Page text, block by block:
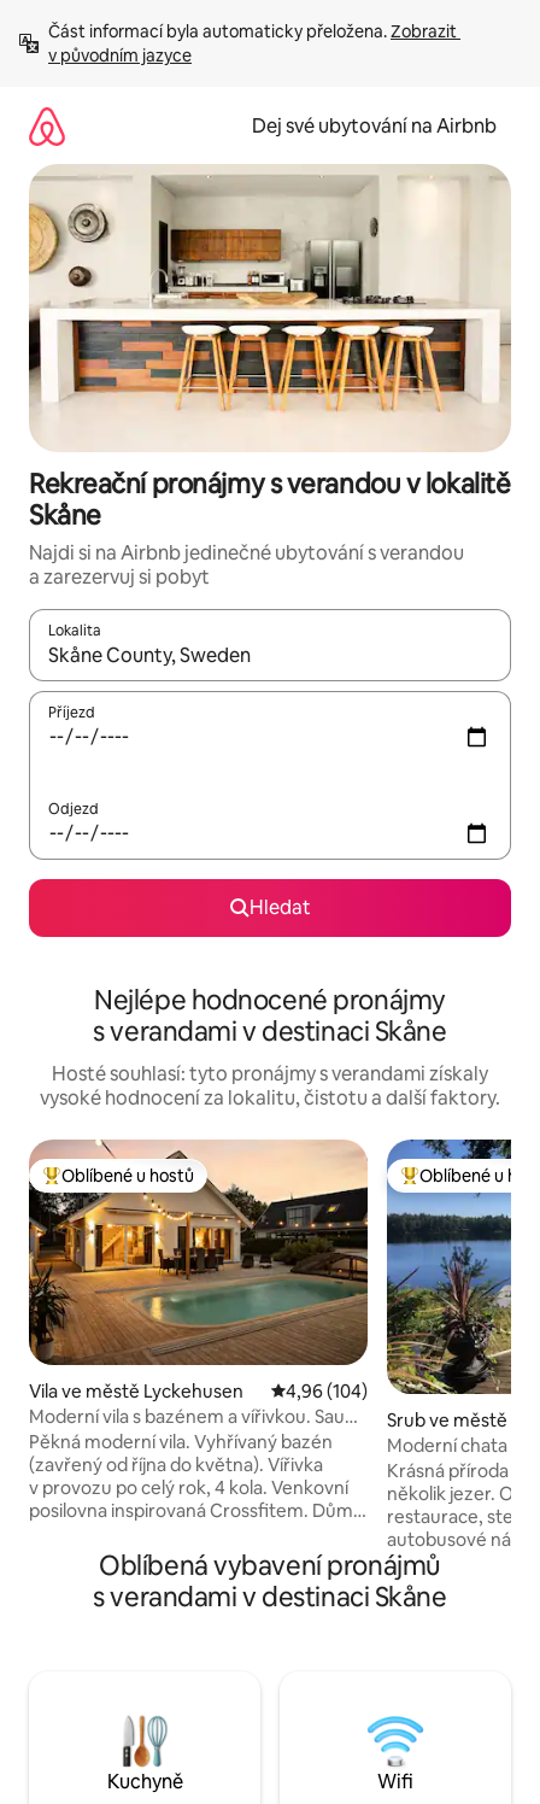
obsah
Část informací byla automaticky přeložena. Zobrazit
v původním jazyce
Dej své ubytování na Airbnb
Rekreační pronájmy s verandou v lokalitě
Skåne
Najdi si na Airbnb jedinečné ubytování s verandou
a zarezervuj si pobyt
Lokalita
Až budou výsledky k dispozici, můžeš si je procházet pomocí
Příjezd
Odjezd
Hledat
Nejlépe hodnocené pronájmy
s verandami v destinaci Skåne
Hosté souhlasí: tyto pronájmy s verandami získaly
vysoké hodnocení za lokalitu, čistotu a další faktory.
Nejlepší v kategorii Oblíbené u hostů
Oblíbené u hostů
Vila ve městě Lyckehusen Průměrné hodnocení 4,96 z 5,
4,96 (104)
Moderní vila s bazénem a vířivkou. Sauna
v domě u bazénu
Pěkná moderní vila. Vyhřívaný bazén
(zavřený od října do května). Vířivka
v provozu po celý rok, 4 kola. Venkovní
posilovna inspirovaná Crossfitem. Dům u
140 cm lůžko. Malý obývací pokoj v patře
140 cm rozkládací pohovka. Ložnice s
manželskou postelí a výhledem na
about 10 minutes from Lund, 20 minutes
from Malmö , 10 minutes from
Landskrona and 30 minutes from
Helsingborg. 10 minut na golfové hřiště
Nejlepší v
Oblíbené u
Srub ve městě
Moderní chata s
Krásná příroda
několik jezer.
restaurace,
autobusové
vesnici Vittsjö.
veslicím, dvěma
přístavu. Golfové hřiště, losí safari, vafle
zvířata, jako jsou
severské druhy
najdeš na
stránkách. Skåne
Oblíbená vybavení pronájmů
s verandami v destinaci Skåne
Kuchyně Wifi